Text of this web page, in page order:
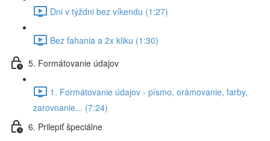
Dni v týždni bez víkendu (1:27)
Bez ťahania a 2x kliku (1:30)
5. Formátovanie údajov
1. Formátovanie údajov - písmo, orámovanie, farby,
zarovnanie... (7:24)
6. Prilepiť špeciálne